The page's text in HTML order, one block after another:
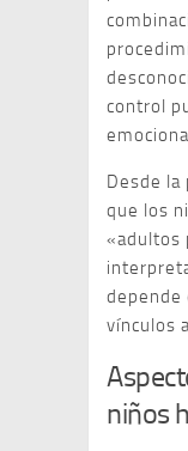
control
Desde
que los
«adultos
depende
vínculos
niños